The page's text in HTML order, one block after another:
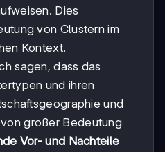
Dies
von Clustern im
Kontext.
sagen, dass das
und ihren
und
großer Bedeutung
Vor- und Nachteile